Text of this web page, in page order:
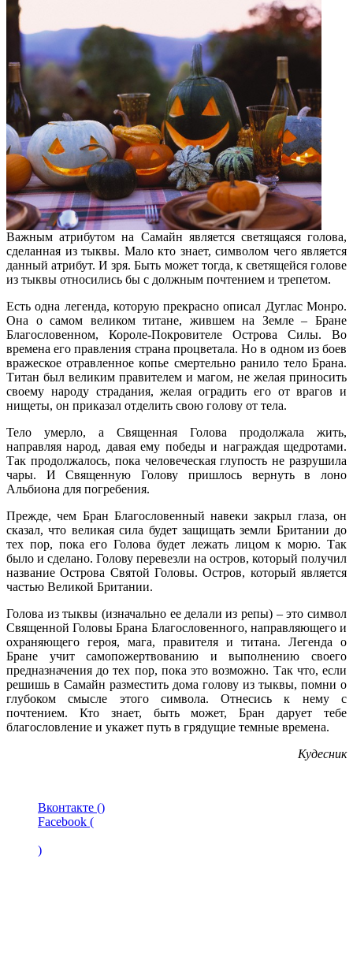
Важным атрибутом на Самайн является светящаяся голова,
сделанная из тыквы. Мало кто знает, символом чего является
данный атрибут. И зря. Быть может тогда, к светящейся голове
из тыквы относились бы с должным почтением и трепетом.
Есть одна легенда, которую прекрасно описал Дуглас Монро.
Она о самом великом титане, жившем на Земле – Бране
Благословенном, Короле-Покровителе Острова Силы. Во
времена его правления страна процветала. Но в одном из боев
вражеское отравленное копье смертельно ранило тело Брана.
Титан был великим правителем и магом, не желая приносить
своему народу страдания, желая оградить его от врагов и
нищеты, он приказал отделить свою голову от тела.
Тело умерло, а Священная Голова продолжала жить,
направляя народ, давая ему победы и награждая щедротами.
Так продолжалось, пока человеческая глупость не разрушила
чары. И Священную Голову пришлось вернуть в лоно
Альбиона для погребения.
Прежде, чем Бран Благословенный навеки закрыл глаза, он
сказал, что великая сила будет защищать земли Британии до
тех пор, пока его Голова будет лежать лицом к морю. Так
было и сделано. Голову перевезли на остров, который получил
название Острова Святой Головы. Остров, который является
частью Великой Британии.
Голова из тыквы (изначально ее делали из репы) – это символ
Священной Головы Брана Благословенного, направляющего и
охраняющего героя, мага, правителя и титана. Легенда о
Бране учит самопожертвованию и выполнению своего
предназначения до тех пор, пока это возможно. Так что, если
решишь в Самайн разместить дома голову из тыквы, помни о
глубоком смысле этого символа. Отнесись к нему с
почтением. Кто знает, быть может, Бран дарует тебе
благословление и укажет путь в грядущие темные времена.
Кудесник
Вконтакте ()
Facebook (
)